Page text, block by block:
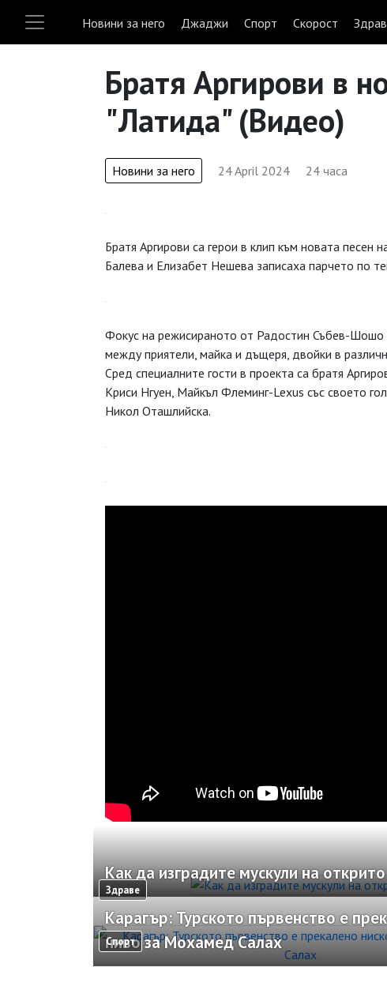
Новини за него Джаджи Спорт Скорост
Братя Аргирови в
"Латида" (Видео)
Новини за него 24 April 2024 24 часа
Братя Аргирови са герои в клип към новата песен
Балева и Елизабет Нешева записаха парчето по
Фокус на режисираното от Радостин Събев-Шошо
между приятели, майка и дъщеря, двойки в
Сред специалните гости в проекта са братя
Криси Нгуен, Майкъл Флеминг-Lexus със своето
Никол Оташлийска.
Здраве
Как да изградите мускули на открито
Спорт
Карагър: Турското първенство е
ниво за Мохамед Салах